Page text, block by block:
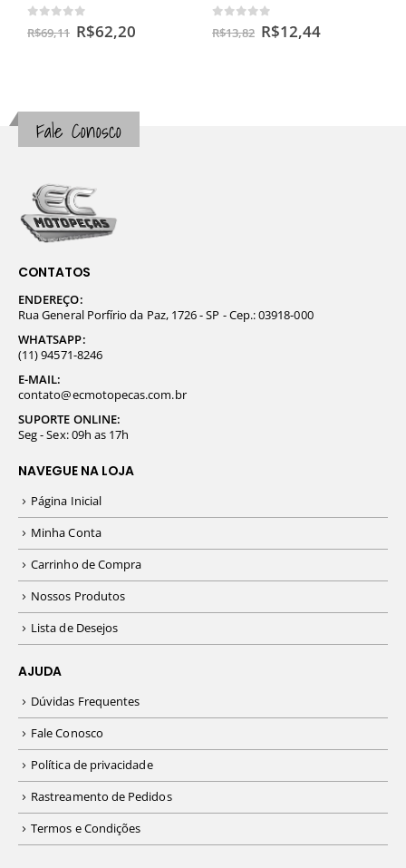
out of 5
R$69,11 R$62,20 out of 5
R$13,82 R$12,44
Fale Conosco
CONTATOS
ENDEREÇO:
Rua General Porfírio da Paz, 1726 - SP - Cep.: 03918-000
WHATSAPP:
(11) 94571-8246
E-MAIL:
contato@ecmotopecas.com.br
SUPORTE ONLINE:
Seg - Sex: 09h as 17h
NAVEGUE NA LOJA
Página Inicial
Minha Conta
Carrinho de Compra
Nossos Produtos
Lista de Desejos
AJUDA
Dúvidas Frequentes
Fale Conosco
Política de privacidade
Rastreamento de Pedidos
Termos e Condições